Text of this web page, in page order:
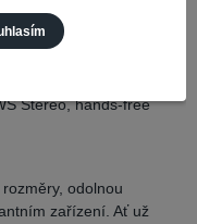
Stereo, hands-free
odolnou
zařízení. Ať už